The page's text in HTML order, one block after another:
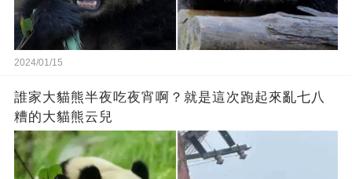
2024/01/15
誰家大貓熊半夜吃夜宵啊？就是這次跑起來亂七八
糟的大貓熊云兒